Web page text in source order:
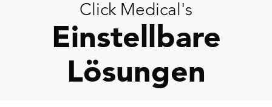
Click Medical's
Einstellbare
Lösungen